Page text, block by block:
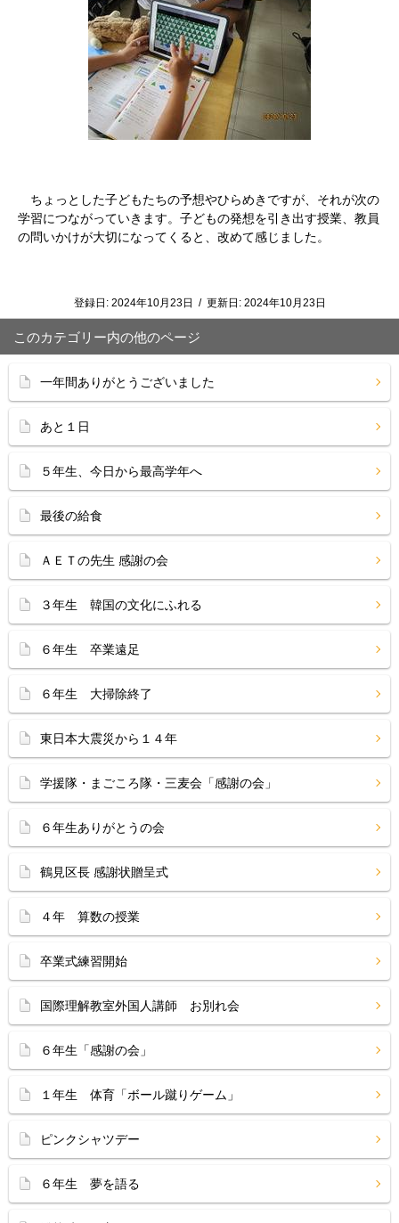
ちょっとした子どもたちの予想やひらめきですが、それが次の
学習につながっていきます。子どもの発想を引き出す授業、教員
の問いかけが大切になってくると、改めて感じました。
登録日: 2024年10月23日 / 更新日: 2024年10月23日
このカテゴリー内の他のページ
一年間ありがとうございました
あと１日
５年生、今日から最高学年へ
最後の給食
ＡＥＴの先生 感謝の会
３年生 韓国の文化にふれる
６年生 卒業遠足
６年生 大掃除終了
東日本大震災から１４年
学援隊・まごころ隊・三麦会「感謝の会」
６年生ありがとうの会
鶴見区長 感謝状贈呈式
４年 算数の授業
卒業式練習開始
国際理解教室外国人講師 お別れ会
６年生「感謝の会」
１年生 体育「ボール蹴りゲーム」
ピンクシャツデー
６年生 夢を語る